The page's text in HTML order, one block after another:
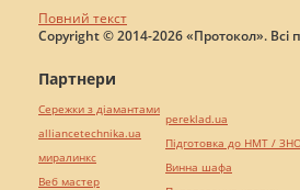
Повний текст
Copyright © 2014-2026 «Протокол». Всі
Партнери
Сережки з діамантами
alliancetechnika.ua
миралинкс
Веб мастер
pereklad.ua
Підготовка до НМТ / ЗНО
Винна шафа